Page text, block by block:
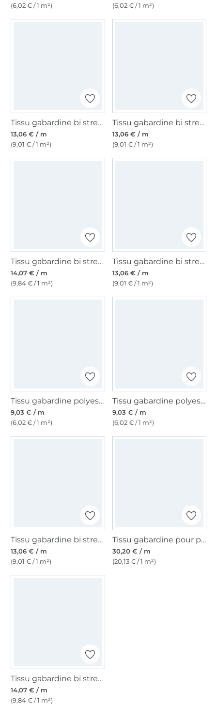
(6,02 € / 1 m²)
(6,02 € / 1 m²)
Tissu gabardine bi stretch, chamois
13,06 € / m
(9,01 € / 1 m²)
Tissu gabardine bi stretch, taupe
13,06 € / m
(9,01 € / 1 m²)
Tissu gabardine bi stretch uni, marron foncé
14,07 € / m
(9,84 € / 1 m²)
Tissu gabardine bi stretch, pétrole foncé
13,06 € / m
(9,01 € / 1 m²)
Tissu gabardine polyester, bleu royal
9,03 € / m
(6,02 € / 1 m²)
Tissu gabardine polyester, naturel
9,03 € / m
(6,02 € / 1 m²)
Tissu gabardine bi stretch, gris
13,06 € / m
(9,01 € / 1 m²)
Tissu gabardine pour pantalon, noir
30,20 € / m
(20,13 € / 1 m²)
Tissu gabardine bi stretch uni, anthracite chiné
14,07 € / m
(9,84 € / 1 m²)